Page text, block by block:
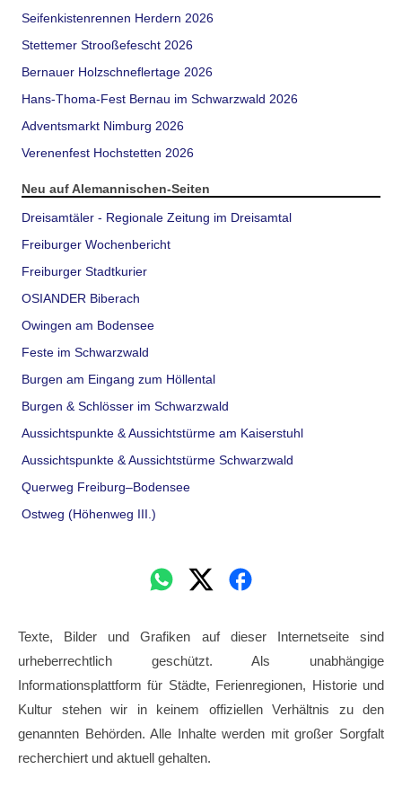
Seifenkistenrennen Herdern 2026
Stettemer Strooßefescht 2026
Bernauer Holzschneflertage 2026
Hans-Thoma-Fest Bernau im Schwarzwald 2026
Adventsmarkt Nimburg 2026
Verenenfest Hochstetten 2026
Neu auf Alemannischen-Seiten
Dreisamtäler - Regionale Zeitung im Dreisamtal
Freiburger Wochenbericht
Freiburger Stadtkurier
OSIANDER Biberach
Owingen am Bodensee
Feste im Schwarzwald
Burgen am Eingang zum Höllental
Burgen & Schlösser im Schwarzwald
Aussichtspunkte & Aussichtstürme am Kaiserstuhl
Aussichtspunkte & Aussichtstürme Schwarzwald
Querweg Freiburg–Bodensee
Ostweg (Höhenweg III.)
Texte, Bilder und Grafiken auf dieser Internetseite sind
urheberrechtlich geschützt. Als unabhängige
Informationsplattform für Städte, Ferienregionen, Historie und
Kultur stehen wir in keinem offiziellen Verhältnis zu den
genannten Behörden. Alle Inhalte werden mit großer Sorgfalt
recherchiert und aktuell gehalten.